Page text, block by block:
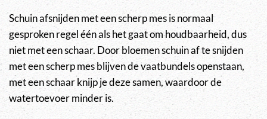
Schuin afsnijden met een scherp mes is normaal
gesproken regel één als het gaat om houdbaarheid, dus
niet met een schaar. Door bloemen schuin af te snijden
met een scherp mes blijven de vaatbundels openstaan,
met een schaar knijp je deze samen, waardoor de
watertoevoer minder is.